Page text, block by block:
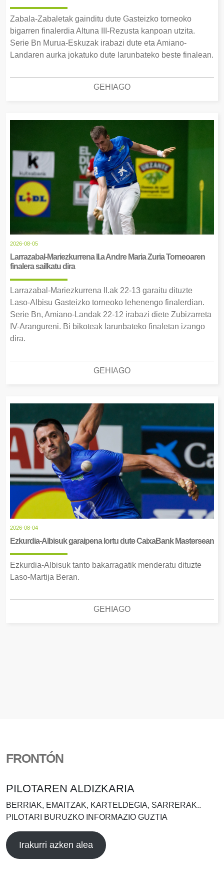
Zabala-Zabaletak gainditu dute Gasteizko torneoko
bigarren finalerdia Altuna III-Rezusta kanpoan utzita.
Serie Bn Murua-Eskuzak irabazi dute eta Amiano-
Landaren aurka jokatuko dute larunbateko beste finalean.
GEHIAGO
2026-08-05
Larrazabal-Mariezkurrena II.a Andre Maria Zuria Torneoaren
finalera sailkatu dira
Larrazabal-Mariezkurrena II.ak 22-13 garaitu dituzte
Laso-Albisu Gasteizko torneoko lehenengo finalerdian.
Serie Bn, Amiano-Landak 22-12 irabazi diete Zubizarreta
IV-Arangureni. Bi bikoteak larunbateko finaletan izango
dira.
GEHIAGO
2026-08-04
Ezkurdia-Albisuk garaipena lortu dute CaixaBank Mastersean
Ezkurdia-Albisuk tanto bakarragatik menderatu dituzte
Laso-Martija Beran.
GEHIAGO
FRONTÓN
PILOTAREN ALDIZKARIA
BERRIAK, EMAITZAK, KARTELDEGIA, SARRERAK..
PILOTARI BURUZKO INFORMAZIO GUZTIA
Irakurri azken alea